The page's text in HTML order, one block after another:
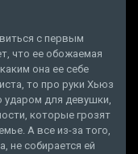
с первым
что ее обожаемая
она ее себе
то про руки Хьюз
ударом для девушки,
которые грозят
А все из-за того,
не собирается ей